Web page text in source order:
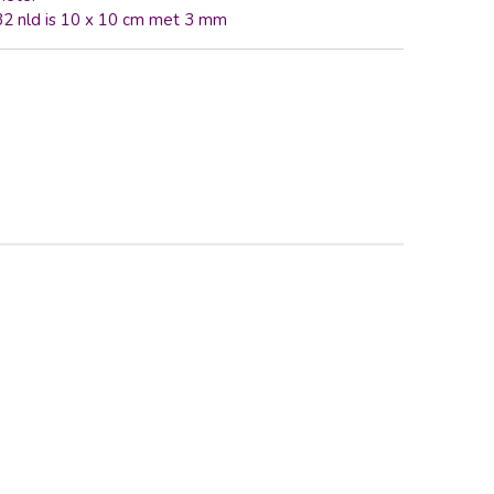
nld is 10 x 10 cm met 3 mm